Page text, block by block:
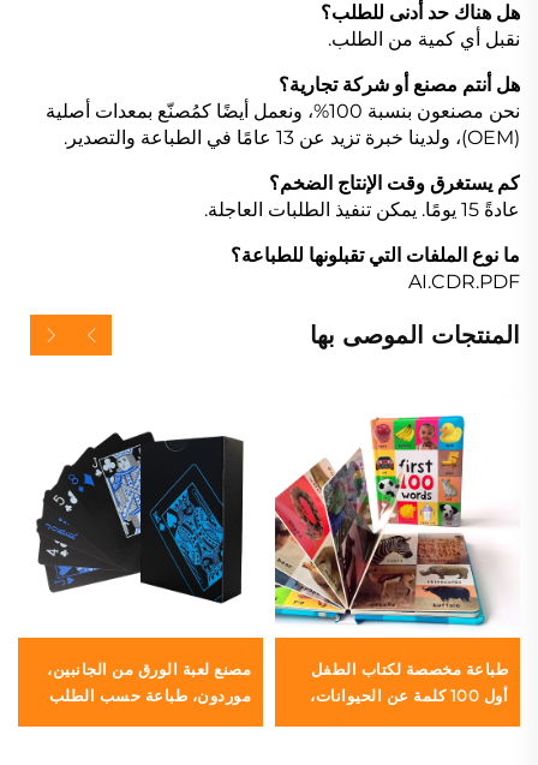
هل هناك حد أدنى للطلب؟
نقبل أي كمية من الطلب.
هل أنتم مصنع أو شركة تجارية؟
نحن مصنعون بنسبة 100%، ونعمل أيضًا كمُصنّع بمعدات أصلية
(OEM)، ولدينا خبرة تزيد عن 13 عامًا في الطباعة والتصدير.
كم يستغرق وقت الإنتاج الضخم؟
عادةً 15 يومًا. يمكن تنفيذ الطلبات العاجلة.
ما نوع الملفات التي تقبلونها للطباعة؟
AI.CDR.PDF
المنتجات الموصى بها
طباعة مخصصة لكتاب الطفل
أول 100 كلمة عن الحيوانات،
مصنع لعبة الورق من الجانبين،
موردون، طباعة حسب الطلب